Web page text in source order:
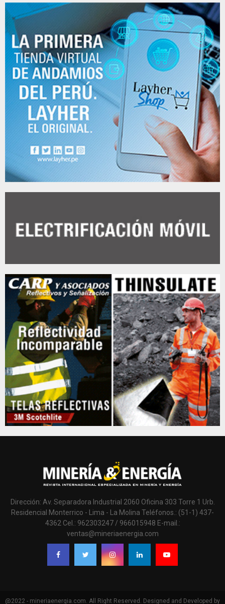
Dirección: Av. Separadora Industrial 2060 Oficina 303 Torre 1 Urb.
Residencial Monterrico - Lima - La Molina Teléfonos.: (51-1) 437-
4362 Cel.: 962303247 / 966015948 E-mail.:
ventas@mineriaenergia.com
@2022 - mineriaenergia.com. All Right Reserved. Designed and Developed by